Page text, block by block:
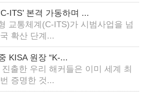
ITS’ 본격 가동하며 ...
교통체계(C-ITS)가 시범사업을 넘
확산 단계...
KISA 원장 “K-...
출한 우리 해커들은 이미 세계 최
증명한 것...